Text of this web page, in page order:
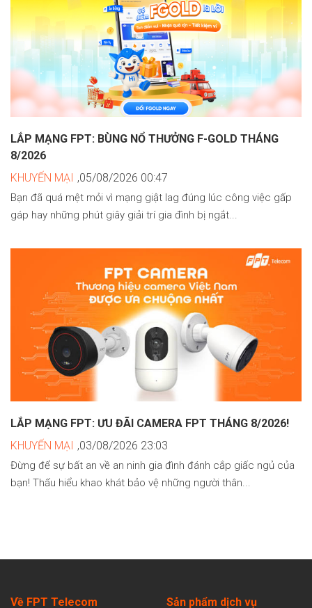
LẮP MẠNG FPT: BÙNG NỔ THƯỞNG F-GOLD THÁNG
8/2026
KHUYẾN MẠI ,05/08/2026 00:47
Bạn đã quá mệt mỏi vì mạng giật lag đúng lúc công việc gấp
gáp hay những phút giây giải trí gia đình bị ngắt...
LẮP MẠNG FPT: ƯU ĐÃI CAMERA FPT THÁNG 8/2026!
KHUYẾN MẠI ,03/08/2026 23:03
Đừng để sự bất an về an ninh gia đình đánh cắp giấc ngủ của
bạn! Thấu hiểu khao khát bảo vệ những người thân...
Về FPT Telecom Sản phẩm dịch vụ